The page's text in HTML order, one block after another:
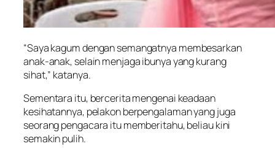
“Saya kagum dengan semangatnya membesarkan
anak-anak, selain menjaga ibunya yang kurang
sihat,” katanya.
Sementara itu, bercerita mengenai keadaan
kesihatannya, pelakon berpengalaman yang juga
seorang pengacara itu memberitahu, beliau kini
semakin pulih.